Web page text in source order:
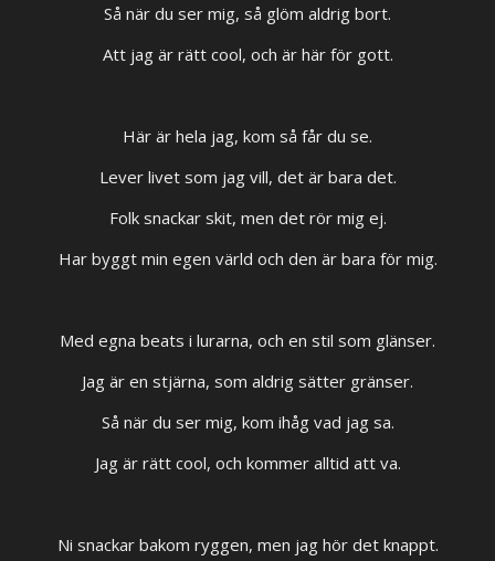
Så när du ser mig, så glöm aldrig bort.
Att jag är rätt cool, och är här för gott.
Här är hela jag, kom så får du se.
Lever livet som jag vill, det är bara det.
Folk snackar skit, men det rör mig ej.
Har byggt min egen värld och den är bara för mig.
Med egna beats i lurarna, och en stil som glänser.
Jag är en stjärna, som aldrig sätter gränser.
Så när du ser mig, kom ihåg vad jag sa.
Jag är rätt cool, och kommer alltid att va.
Ni snackar bakom ryggen, men jag hör det knappt.